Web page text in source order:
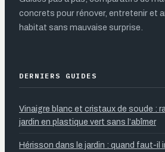
concrets pour rénover, entretenir et
habitat sans mauvaise surprise.
DERNIERS GUIDES
Vinaigre blanc et cristaux de soude :
jardin en plastique vert sans l’abîmer
Hérisson dans le jardin : quand faut-il